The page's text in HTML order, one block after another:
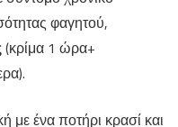
φαγητού,
(κρίμα 1 ώρα+
με ένα ποτήρι κρασί και